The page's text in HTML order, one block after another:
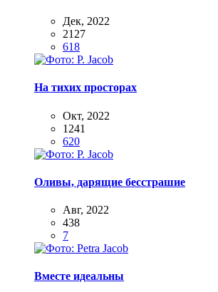
Дек, 2022
2127
618
На тихих просторах
Окт, 2022
1241
620
Оливы, дарящие бесстрашие
Авг, 2022
438
7
Вместе идеальны